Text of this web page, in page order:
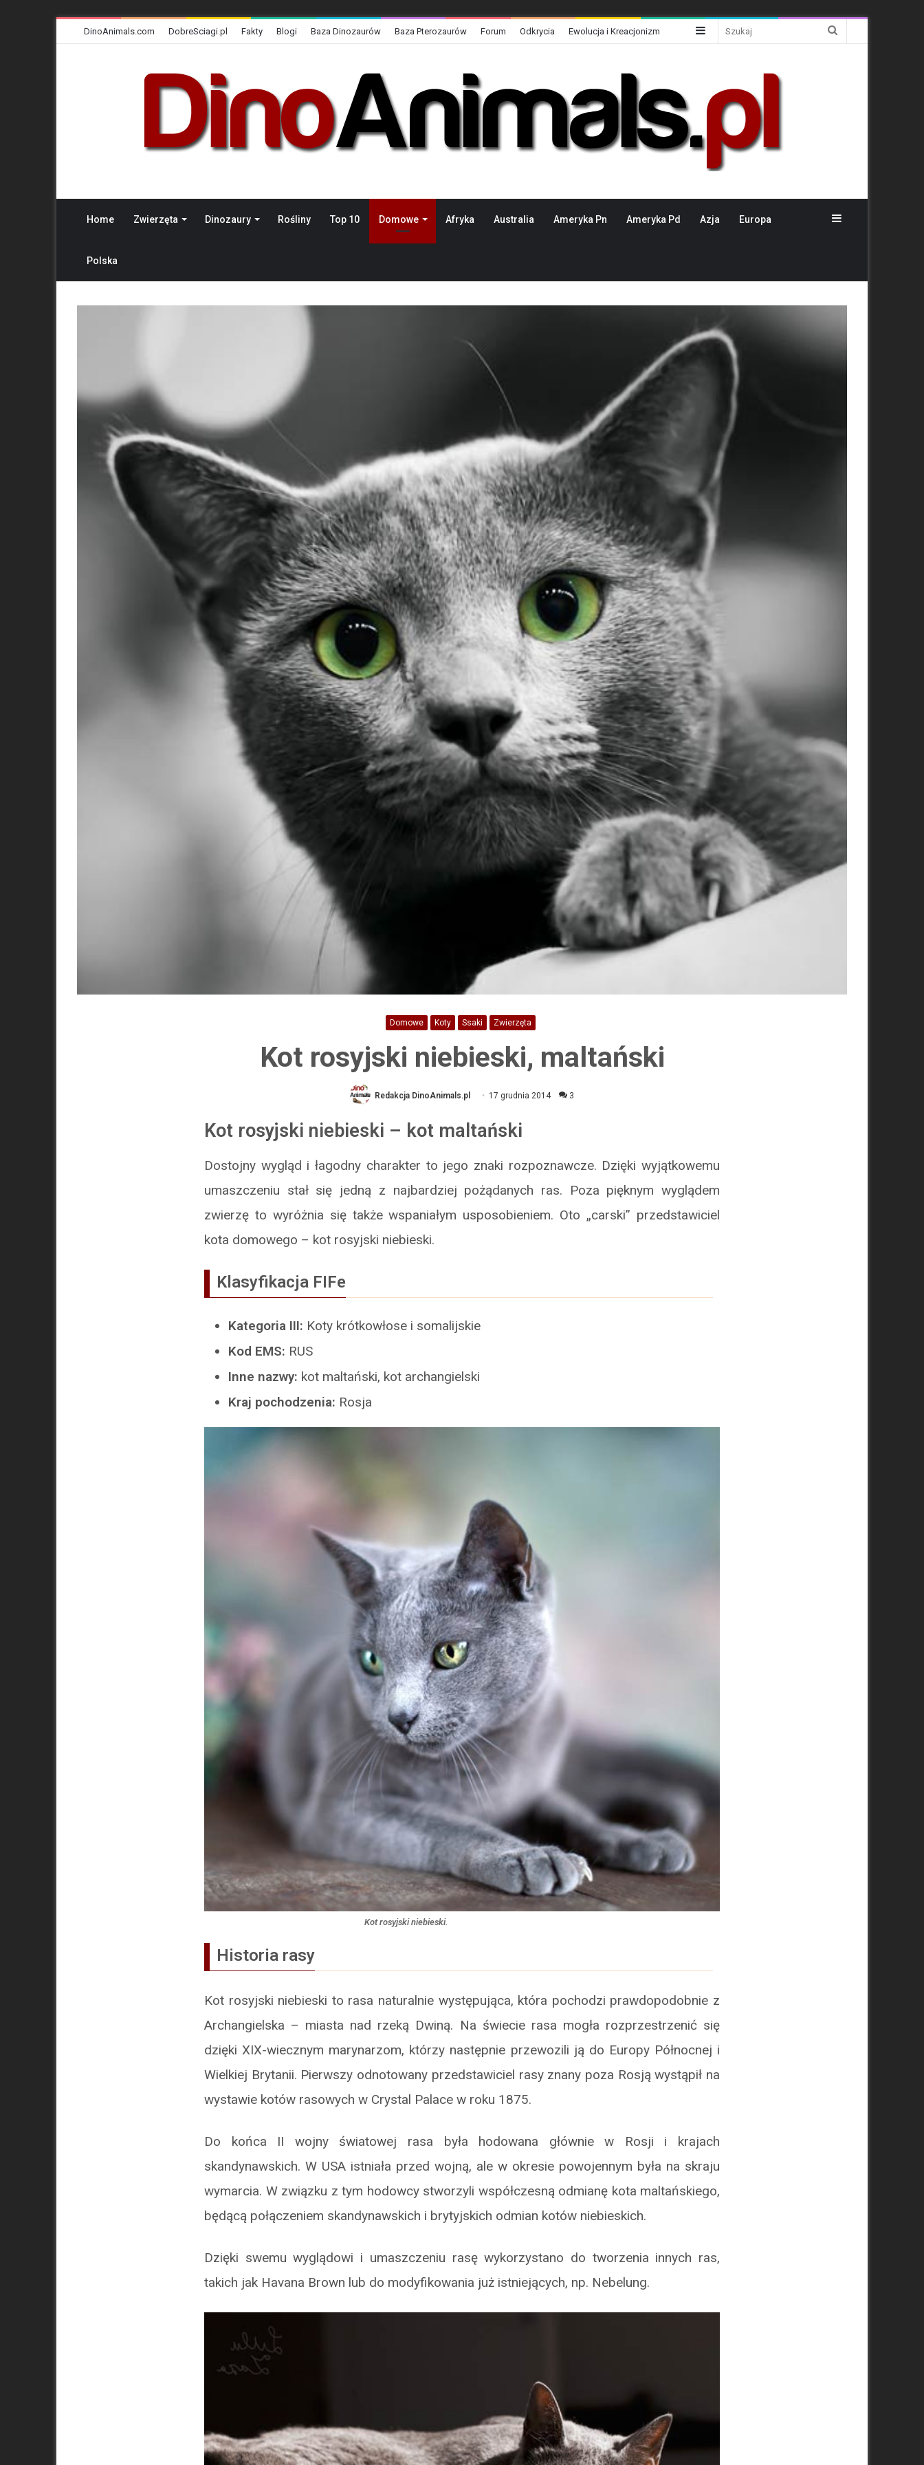
DinoAnimals.com DobreSciagi.pl Fakty Blogi Baza Dinozaurów Baza Pterozaurów Forum Odkrycia Ewolucja i Kreacjonizm Sidebar
Home Zwierzęta Dinozaury Rośliny Top 10 Domowe Afryka Australia Ameryka Pn Ameryka Pd Azja Europa
Polska
Sidebar
Domowe Koty Ssaki Zwierzęta
Kot rosyjski niebieski, maltański
Redakcja DinoAnimals.pl 17 grudnia 2014 3
Kot rosyjski niebieski – kot maltański
Dostojny wygląd i łagodny charakter to jego znaki rozpoznawcze. Dzięki wyjątkowemu
umaszczeniu stał się jedną z najbardziej pożądanych ras. Poza pięknym wyglądem
zwierzę to wyróżnia się także wspaniałym usposobieniem. Oto „carski” przedstawiciel
kota domowego – kot rosyjski niebieski.
Klasyfikacja FIFe
Kategoria III: Koty krótkowłose i somalijskie
Kod EMS: RUS
Inne nazwy: kot maltański, kot archangielski
Kraj pochodzenia: Rosja
Kot rosyjski niebieski.
Historia rasy
Kot rosyjski niebieski to rasa naturalnie występująca, która pochodzi prawdopodobnie z
Archangielska – miasta nad rzeką Dwiną. Na świecie rasa mogła rozprzestrzenić się
dzięki XIX-wiecznym marynarzom, którzy następnie przewozili ją do Europy Północnej i
Wielkiej Brytanii. Pierwszy odnotowany przedstawiciel rasy znany poza Rosją wystąpił na
wystawie kotów rasowych w Crystal Palace w roku 1875.
Do końca II wojny światowej rasa była hodowana głównie w Rosji i krajach
skandynawskich. W USA istniała przed wojną, ale w okresie powojennym była na skraju
wymarcia. W związku z tym hodowcy stworzyli współczesną odmianę kota maltańskiego,
będącą połączeniem skandynawskich i brytyjskich odmian kotów niebieskich.
Dzięki swemu wyglądowi i umaszczeniu rasę wykorzystano do tworzenia innych ras,
takich jak Havana Brown lub do modyfikowania już istniejących, np. Nebelung.